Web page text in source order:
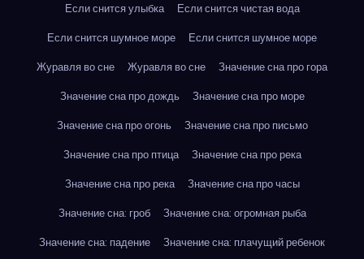
Если снится улыбка
Если снится чистая вода
Если снится шумное море
Если снится шумное море
Журавля во сне
Журавля во сне
Значение сна про гора
Значение сна про дождь
Значение сна про море
Значение сна про огонь
Значение сна про письмо
Значение сна про птица
Значение сна про река
Значение сна про река
Значение сна про часы
Значение сна: гроб
Значение сна: огромная рыба
Значение сна: падение
Значение сна: плачущий ребенок